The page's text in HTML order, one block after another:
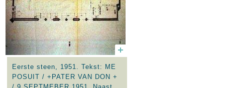
Eerste steen, 1951. Tekst: ME
POSUIT / +PATER VAN DON +